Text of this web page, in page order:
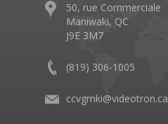
50, rue Commerciale
Maniwaki, QC
J9E 3M7
(819) 306-1005
ccvgmki@videotron.ca